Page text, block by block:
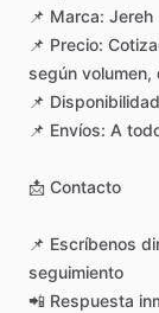
📌 Marca: Jereh
📌 Precio:
según volumen,
📌
📌 Envíos: A
📩 Contacto
📌 Escríbenos
seguimiento
📲 Respuesta